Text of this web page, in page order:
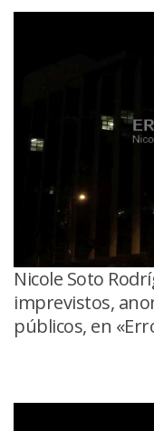
Nicole Soto
imprevistos,
públicos, en